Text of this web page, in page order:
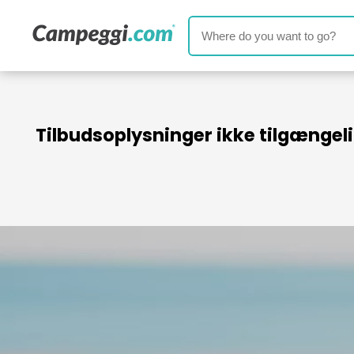
Tilbudsoplysninger ikke